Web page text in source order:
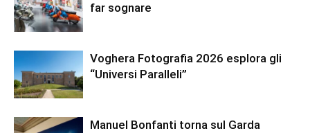
far sognare
Voghera Fotografia 2026 esplora gli
“Universi Paralleli”
Manuel Bonfanti torna sul Garda